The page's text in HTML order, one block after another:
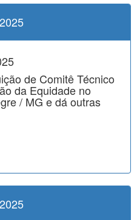
de Comitê Técnico
da Equidade no
/ MG e dá outras